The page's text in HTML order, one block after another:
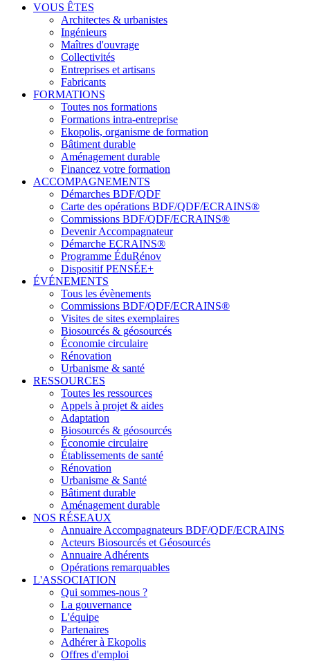
VOUS ÊTES
Architectes & urbanistes
Ingénieurs
Maîtres d'ouvrage
Collectivités
Entreprises et artisans
Fabricants
FORMATIONS
Toutes nos formations
Formations intra-entreprise
Ekopolis, organisme de formation
Bâtiment durable
Aménagement durable
Financez votre formation
ACCOMPAGNEMENTS
Démarches BDF/QDF
Carte des opérations BDF/QDF/ECRAINS®
Commissions BDF/QDF/ECRAINS®
Devenir Accompagnateur
Démarche ECRAINS®
Programme ÉduRénov
Dispositif PENSÉE+
ÉVÉNEMENTS
Tous les évènements
Commissions BDF/QDF/ECRAINS®
Visites de sites exemplaires
Biosourcés & géosourcés
Économie circulaire
Rénovation
Urbanisme & santé
RESSOURCES
Toutes les ressources
Appels à projet & aides
Adaptation
Biosourcés & géosourcés
Économie circulaire
Établissements de santé
Rénovation
Urbanisme & Santé
Bâtiment durable
Aménagement durable
NOS RÉSEAUX
Annuaire Accompagnateurs BDF/QDF/ECRAINS
Acteurs Biosourcés et Géosourcés
Annuaire Adhérents
Opérations remarquables
L'ASSOCIATION
Qui sommes-nous ?
La gouvernance
L'équipe
Partenaires
Adhérer à Ekopolis
Offres d'emploi